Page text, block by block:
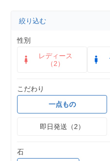
絞り込む
性別
レディース
（2）
こだわり
一点もの
即日発送（2）
石